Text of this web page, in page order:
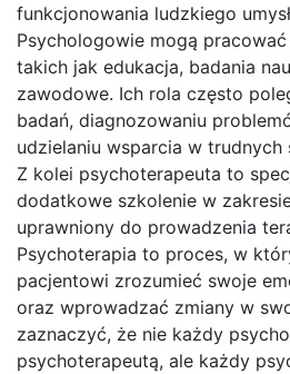
funkcjonowania ludzkiego
Psychologowie mogą
takich jak edukacja, badania
zawodowe. Ich rola często
badań, diagnozowaniu
udzielaniu wsparcia w
Z kolei psychoterapeuta to
dodatkowe szkolenie w
uprawniony do prowadzenia
Psychoterapia to proces, w
pacjentowi zrozumieć swoje
oraz wprowadzać zmiany w
zaznaczyć, że nie każdy
psychoterapeutą, ale każdy